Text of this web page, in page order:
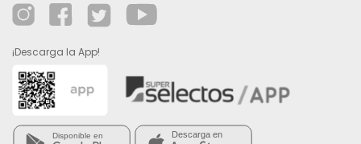
¡Descarga la App!